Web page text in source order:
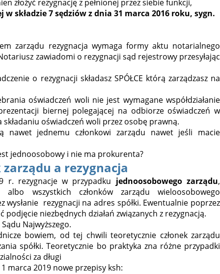
złożyć rezygnację z pełnionej przez siebie funkcji,
składzie 7 sędziów z dnia 31 marca 2016 roku, sygn.
zarządu rezygnacja wymaga formy aktu notarialnego
zawiadomi o rezygnacji sąd rejestrowy przesyłając
o rezygnacji składasz SPÓŁCE którą zarządzasz na
oświadczeń woli nie jest wymagane współdziałanie
biernej polegającej na odbiorze oświadczeń w
oświadczeń woli przez osobę prawną.
nawet jednemu członkowi zarządu nawet jeśli macie
jednoosobowy i nie ma prokurenta?
a rezygnacja
r. rezygnacje w przypadku jednoosobowego zarządu,
wszystkich członków zarządu wieloosobowego
wysłanie rezygnacji na adres spółki. Ewentualnie poprzez
niezbędnych działań związanych z rezygnacją.
Najwyższego.
bowiem, od tej chwili teoretycznie członek zarządu
spółki. Teoretycznie bo praktyka zna różne przypadki
za długi
marca 2019 nowe przepisy ksh: